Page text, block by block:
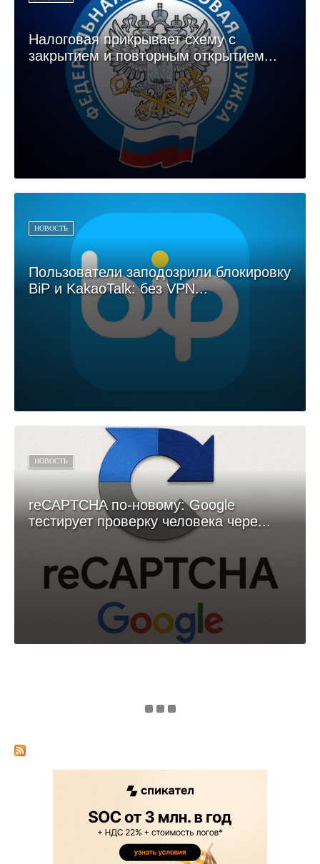
Налоговая прикрывает схему с
закрытием и повторным открытием...
НОВОСТЬ
Пользователи заподозрили блокировку
BiP и KakaoTalk: без VPN...
НОВОСТЬ
reCAPTCHA по-новому: Google
тестирует проверку человека чере...